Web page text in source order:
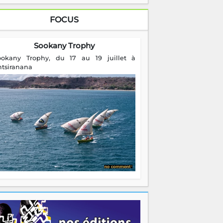
FOCUS
Sookany Trophy
Trophy, du 17 au 19 juillet à